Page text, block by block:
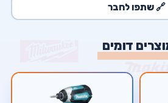
🔗 שתפו לחבר
דומים